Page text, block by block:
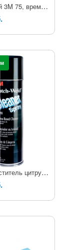
Клей-спрей 3M 75, временной фиксации.
Спрей-очиститель цитрусовый 3M CLEANER